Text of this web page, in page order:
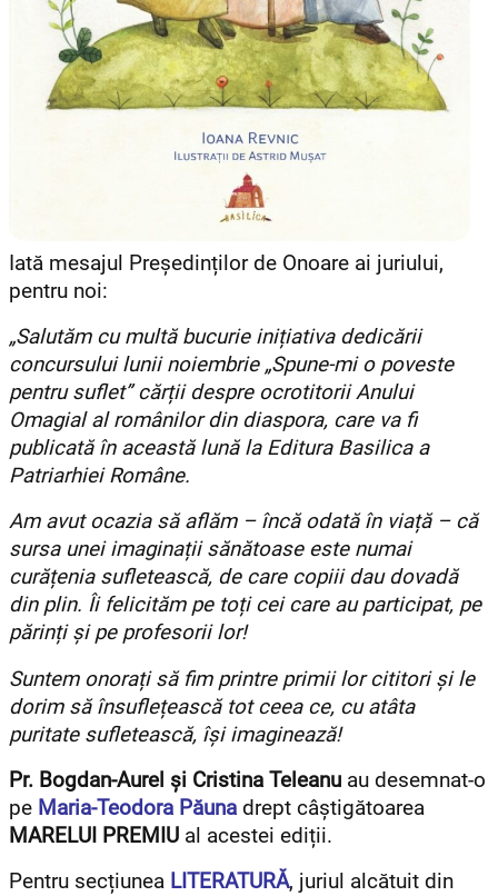
Iată mesajul Președinților de Onoare ai juriului,
pentru noi:
„Salutăm cu multă bucurie inițiativa dedicării
concursului lunii noiembrie „Spune-mi o poveste
pentru suflet” cărții despre ocrotitorii Anului
Omagial al românilor din diaspora, care va fi
publicată în această lună la Editura Basilica a
Patriarhiei Române.
Am avut ocazia să aflăm – încă odată în viață – că
sursa unei imaginații sănătoase este numai
curățenia sufletească, de care copiii dau dovadă
din plin. Îi felicităm pe toți cei care au participat, pe
părinți și pe profesorii lor!
Suntem onorați să fim printre primii lor cititori și le
dorim să însuflețească tot ceea ce, cu atâta
puritate sufletească, își imaginează!
Pr. Bogdan-Aurel și Cristina Teleanu au desemnat-o
pe Maria-Teodora Păuna drept câștigătoarea
MARELUI PREMIU al acestei ediții.
Pentru secțiunea LITERATURĂ, juriul alcătuit din